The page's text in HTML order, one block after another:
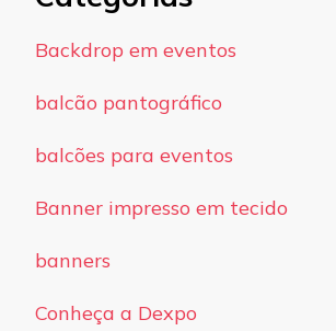
Backdrop em eventos
balcão pantográfico
balcões para eventos
Banner impresso em tecido
banners
Conheça a Dexpo